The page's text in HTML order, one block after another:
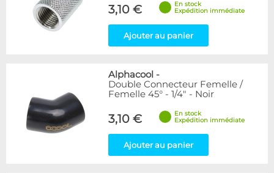
3,10 €
En stock
Expédition immédiate
Ajouter au panier
Alphacool -
Double Connecteur Femelle /
Femelle 45° - 1/4" - Noir
3,10 €
En stock
Expédition immédiate
Ajouter au panier